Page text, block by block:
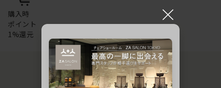
購入時
ポイント
1%還元
お問い合わせ
×